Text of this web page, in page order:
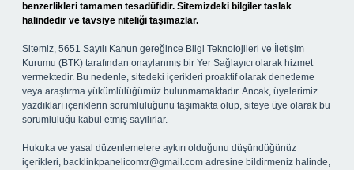
benzerlikleri tamamen tesadüfidir. Sitemizdeki bilgiler taslak
halindedir ve tavsiye niteliği taşımazlar.
Sitemiz, 5651 Sayılı Kanun gereğince Bilgi Teknolojileri ve İletişim
Kurumu (BTK) tarafından onaylanmış bir Yer Sağlayıcı olarak hizmet
vermektedir. Bu nedenle, sitedeki içerikleri proaktif olarak denetleme
veya araştırma yükümlülüğümüz bulunmamaktadır. Ancak, üyelerimiz
yazdıkları içeriklerin sorumluluğunu taşımakta olup, siteye üye olarak bu
sorumluluğu kabul etmiş sayılırlar.
Hukuka ve yasal düzenlemelere aykırı olduğunu düşündüğünüz
içerikleri, backlinkpanelicomtr@gmail.com adresine bildirmeniz halinde,